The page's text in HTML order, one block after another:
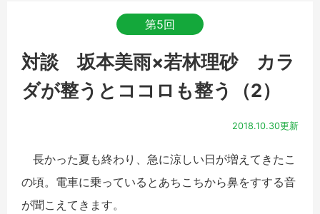
第5回
対談 坂本美雨×若林理砂 カラ
ダが整うとココロも整う（2）
2018.10.30更新
長かった夏も終わり、急に涼しい日が増えてきたこ
の頃。電車に乗っているとあちこちから鼻をすする音
が聞こえてきます。